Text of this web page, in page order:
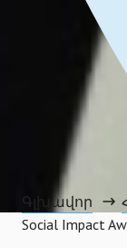
Գլխավոր